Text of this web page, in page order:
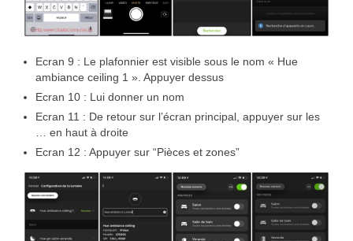
Ecran 9 : Le plafonnier est visible sous le nom « Hue
ambiance ceiling 1 ». Appuyer dessus
Ecran 10 : Lui donner un nom
Ecran 11 : De retour sur l’écran principal, appuyer sur les
… en haut à droite
Ecran 12 : Appuyer sur “Pièces et zones”